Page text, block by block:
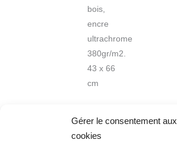
Gérer le consentement aux
cookies
bois,
encre
ultrachrome
380gr/m2.
43 x 66
cm